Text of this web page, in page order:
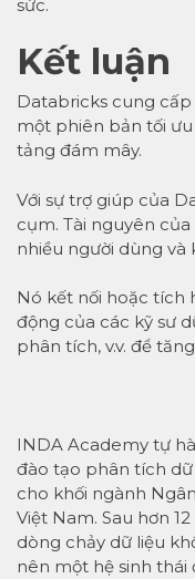
sức.
Kết luận
Databricks cung
một phiên bản tối
tảng đám mây.
Với sự trợ giúp của
cụm. Tài nguyên
nhiều người dùng và
Nó kết nối hoặc tích
động của các kỹ sư
phân tích, v.v. để
INDA Academy tự
đào tạo phân tích dữ
cho khối ngành
Việt Nam. Sau hơn
dòng chảy dữ liệu
nên một hệ sinh